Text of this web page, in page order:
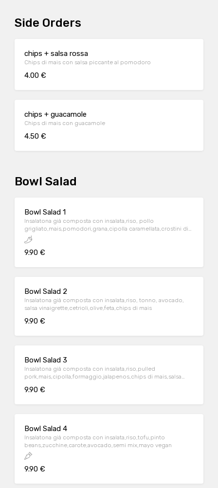
Side Orders
chips + salsa rossa
Chips di mais con salsa piccante al pomodoro
4.00 €
chips + guacamole
Chips di mais con guacamole
4.50 €
Bowl Salad
Bowl Salad 1
Insalatona già composta con insalata,riso, pollo
grigliato,mais,pomodori,grana,cipolla caramellata,crostini di
pane,salsa caesar
9.90 €
Bowl Salad 2
Insalatona già composta con insalata,riso, tonno, avocado,
salsa vinaigrette,cetrioli,olive,feta,chips di mais
9.90 €
Bowl Salad 3
Insalatona già composta con insalata,riso,pulled
pork,mais,cipolla,formaggio,jalapenos,chips di mais,salsa
9.90 €
Bowl Salad 4
Insalatona già composta con insalata,riso,tofu,pinto
beans,zucchine,carote,avocado,semi mix,mayo vegan
9.90 €